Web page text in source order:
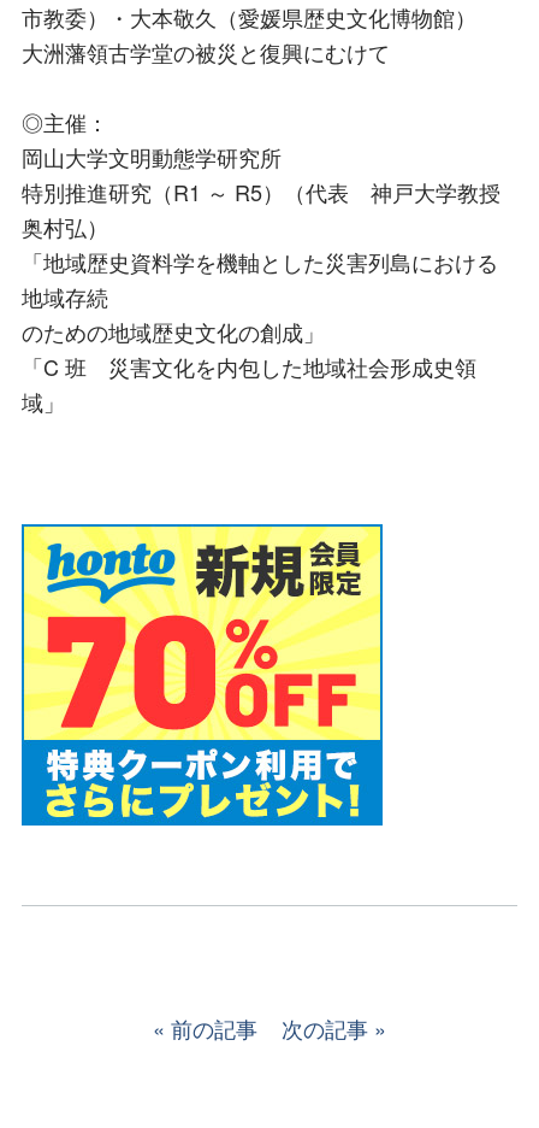
市教委）・大本敬久（愛媛県歴史文化博物館）
大洲藩領古学堂の被災と復興にむけて
◎主催：
岡山大学文明動態学研究所
特別推進研究（R1 ～ R5）（代表 神戸大学教授
奥村弘）
「地域歴史資料学を機軸とした災害列島における
地域存続
のための地域歴史文化の創成」
「C 班 災害文化を内包した地域社会形成史領
域」
前の記事 次の記事